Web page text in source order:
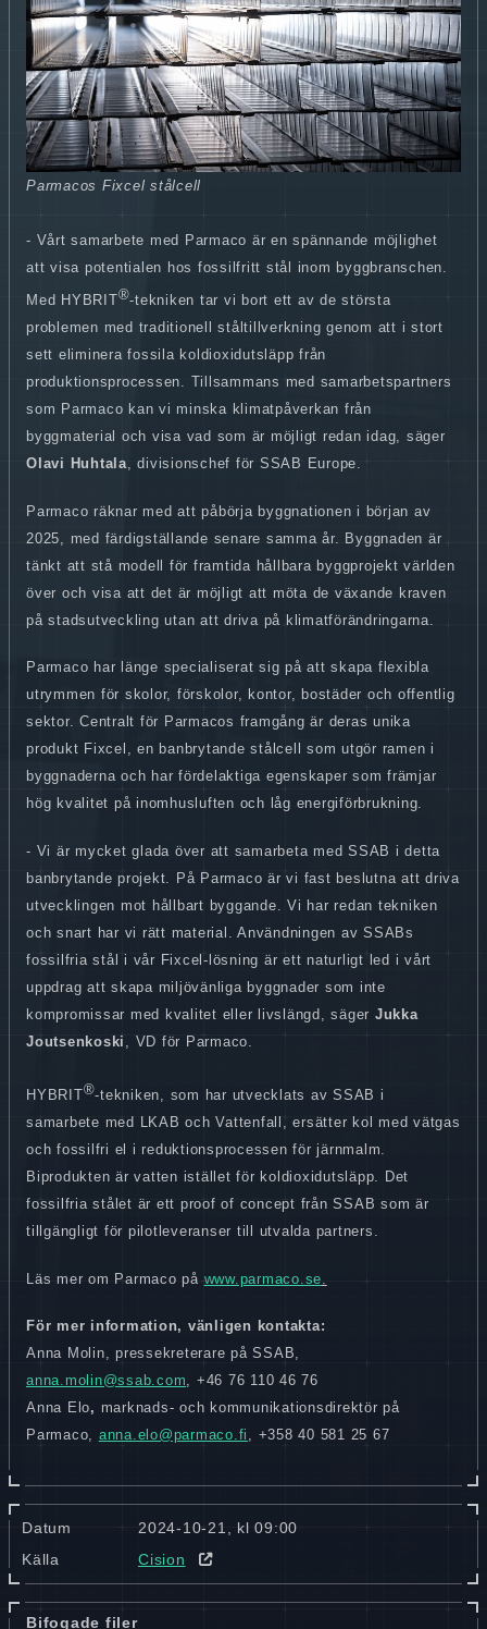
Parmacos Fixcel stålcell
- Vårt samarbete med Parmaco är en spännande möjlighet
att visa potentialen hos fossilfritt stål inom byggbranschen.
Med HYBRIT®-tekniken tar vi bort ett av de största
problemen med traditionell ståltillverkning genom att i stort
sett eliminera fossila koldioxidutsläpp från
produktionsprocessen. Tillsammans med samarbetspartners
som Parmaco kan vi minska klimatpåverkan från
byggmaterial och visa vad som är möjligt redan idag, säger
Olavi Huhtala, divisionschef för SSAB Europe.
Parmaco räknar med att påbörja byggnationen i början av
2025, med färdigställande senare samma år. Byggnaden är
tänkt att stå modell för framtida hållbara byggprojekt världen
över och visa att det är möjligt att möta de växande kraven
på stadsutveckling utan att driva på klimatförändringarna.
Parmaco har länge specialiserat sig på att skapa flexibla
utrymmen för skolor, förskolor, kontor, bostäder och offentlig
sektor. Centralt för Parmacos framgång är deras unika
produkt Fixcel, en banbrytande stålcell som utgör ramen i
byggnaderna och har fördelaktiga egenskaper som främjar
hög kvalitet på inomhusluften och låg energiförbrukning.
- Vi är mycket glada över att samarbeta med SSAB i detta
banbrytande projekt. På Parmaco är vi fast beslutna att driva
utvecklingen mot hållbart byggande. Vi har redan tekniken
och snart har vi rätt material. Användningen av SSABs
fossilfria stål i vår Fixcel-lösning är ett naturligt led i vårt
uppdrag att skapa miljövänliga byggnader som inte
kompromissar med kvalitet eller livslängd, säger Jukka
Joutsenkoski , VD för Parmaco.
HYBRIT®-tekniken, som har utvecklats av SSAB i
samarbete med LKAB och Vattenfall, ersätter kol med vätgas
och fossilfri el i reduktionsprocessen för järnmalm.
Biprodukten är vatten istället för koldioxidutsläpp. Det
fossilfria stålet är ett proof of concept från SSAB som är
tillgängligt för pilotleveranser till utvalda partners.
Läs mer om Parmaco på www.parmaco.se
För mer information, vänligen kontakta:
Anna Molin, pressekreterare på SSAB,
anna.molin@ssab.com, +46 76 110 46 76
Anna Elo, marknads- och kommunikationsdirektör på
Parmaco, anna.elo@parmaco.fi , +358 40 581 25 67
Datum
2024-10-21, kl 09:00
Källa
Cision
Bifogade filer